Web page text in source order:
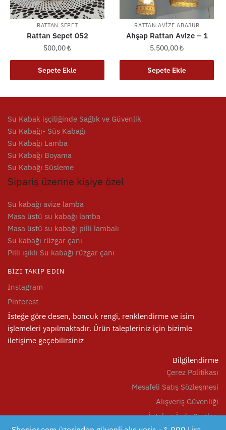
RATTAN SEPET
Rattan Sepet 052
500,00₺
Sepete Ekle
RATTAN AVIZE ABAJUR
Ahşap Rattan Avize – 1
5.500,00₺
Sepete Ekle
Su Kabak işçiliğinde Sağlık ve Güvenlik
Su Kabağı- Süs Kabağı
Su Kabağı Lamba
Su Kabağı Boyama
Su Kabağı Süsleme
Sipariş üzerine kişiye özel
Su kabağı avize lamba
Masa üstü su kabağı lamba
Masa üstü su kabağı pilli lambalı
Su kabağı rüzgar çanı
Pilli ışıklı Su kabağı rüzgar çanı
BIZI TAKIP EDIN
Instagram
Pinterest
İsteğe göre desen, boncuk rengi, renklendirme ve isim
işlemeleri yapılmaktadır. Ürün talepleriniz için bizimle
iletişime geçebilirsiniz
Bilgilendirme
Çerez Politikası
Mesafeli Satış Sözleşmesi
Alışveriş Güvenliği
İptal ve İade Şartları